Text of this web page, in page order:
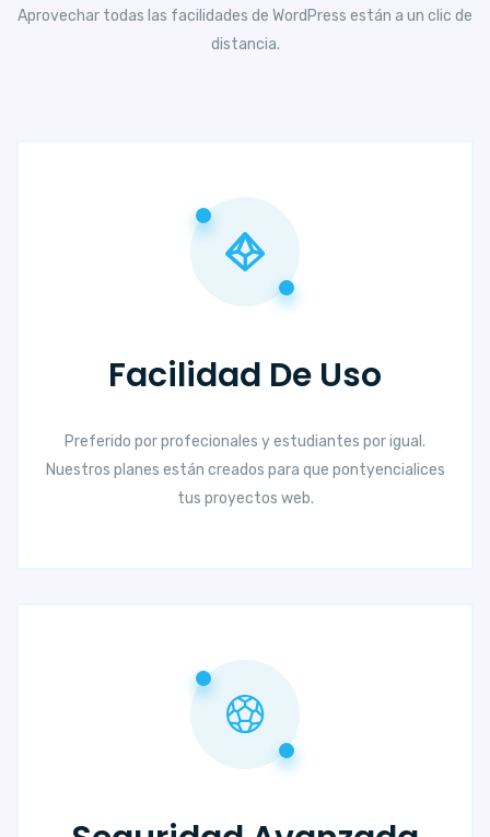
Aprovechar todas las facilidades de WordPress están a un clic de
distancia.
Facilidad De Uso
Preferido por profecionales y estudiantes por igual.
Nuestros planes están creados para que pontyencialices
tus proyectos web.